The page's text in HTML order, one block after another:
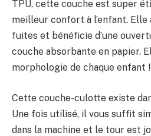
TPU, cette couche est super
meilleur confort à l’enfant.
fuites et bénéficie d’une
couche absorbante en papier.
morphologie de chaque enfant !
Cette couche-culotte existe
Une fois utilisé, il vous suffit
dans la machine et le tour est